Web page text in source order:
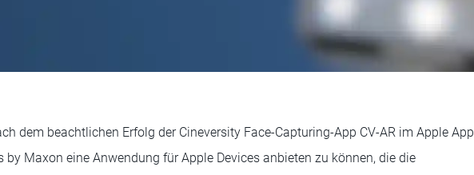
dem beachtlichen Erfolg der Cineversity Face-Capturing-App CV-AR im Apple App
by Maxon eine Anwendung für Apple Devices anbieten zu können, die die